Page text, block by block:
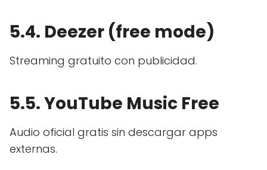
5.4. Deezer (free mode)
Streaming gratuito con publicidad.
5.5. YouTube Music Free
Audio oficial gratis sin descargar apps
externas.